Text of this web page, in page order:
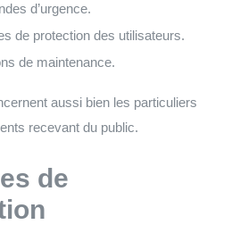
d’urgence.
de protection des utilisateurs.
de maintenance.
aussi bien les particuliers
recevant du public.
de